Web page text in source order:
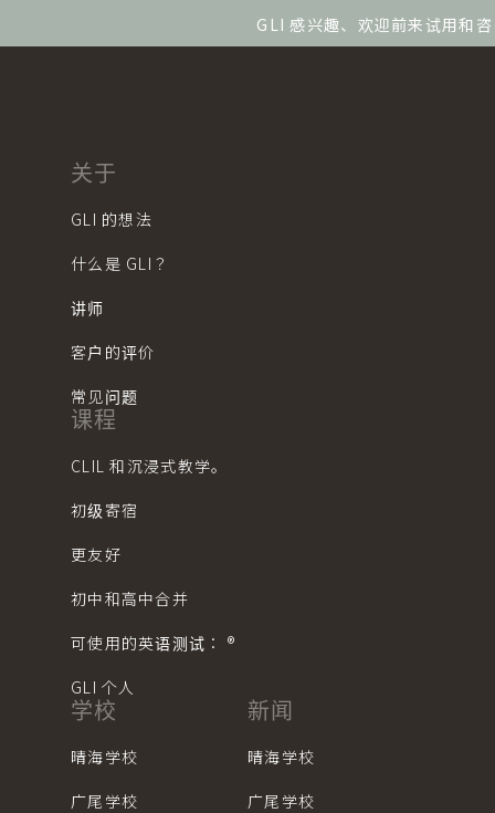
GLI 感兴趣、 欢迎前来试用和咨
关于
GLI 的想法
什么是 GLI？
讲师
客户的评价
常见问题
课程
CLIL 和沉浸式教学。
初级寄宿
更友好
初中和高中合并
可使用的英语测试： ®︎
GLI 个人
学校
晴海学校
广尾学校
新闻
晴海学校
广尾学校